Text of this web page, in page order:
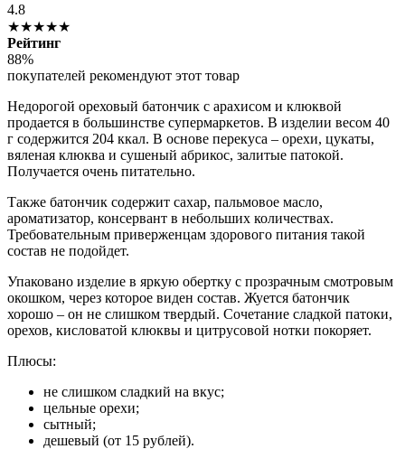
4.8
★★★★★
Рейтинг
88%
покупателей рекомендуют этот товар
Недорогой ореховый батончик с арахисом и клюквой
продается в большинстве супермаркетов. В изделии весом 40
г содержится 204 ккал. В основе перекуса – орехи, цукаты,
вяленая клюква и сушеный абрикос, залитые патокой.
Получается очень питательно.
Также батончик содержит сахар, пальмовое масло,
ароматизатор, консервант в небольших количествах.
Требовательным приверженцам здорового питания такой
состав не подойдет.
Упаковано изделие в яркую обертку с прозрачным смотровым
окошком, через которое виден состав. Жуется батончик
хорошо – он не слишком твердый. Сочетание сладкой патоки,
орехов, кисловатой клюквы и цитрусовой нотки покоряет.
Плюсы:
не слишком сладкий на вкус;
цельные орехи;
сытный;
дешевый (от 15 рублей).